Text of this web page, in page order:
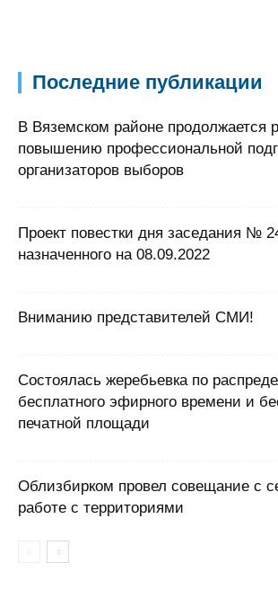
Последние публикации
В Вяземском районе продолжается
повышению профессиональной
организаторов выборов
Проект повестки дня заседания №
назначенного на 08.09.2022
Вниманию представителей СМИ!
Состоялась жеребьевка по
бесплатного эфирного времени и
печатной площади
Облизбирком провел совещание с
работе с территориями